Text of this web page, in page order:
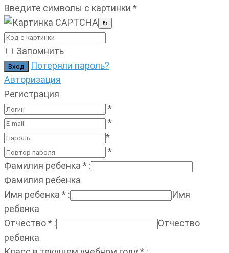
Введите символы с картинки *
↻
Запомнить
Потеряли пароль?
Авторизация
Регистрация
*
*
*
*
Фамилия ребенка * :
Фамилия ребенка
Имя ребенка * :
Имя
ребенка
Отчество* :
Отчество
ребенка